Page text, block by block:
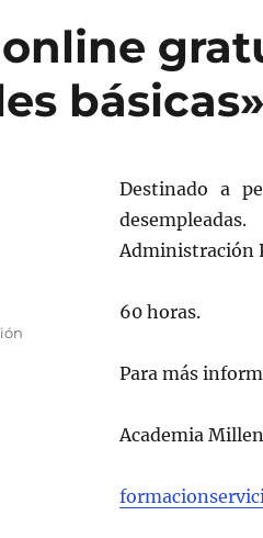
Destinado a
Administración
60 horas.
Para más
Academia